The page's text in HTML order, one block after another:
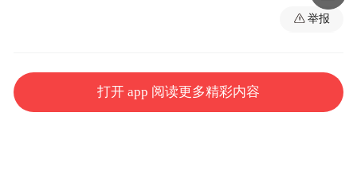
报，审议市委国安委2024年度工作要点等，
了发言。
会议指出，过去一年，市委国安委深入学习
举报
打开 app 阅读更多精彩内容